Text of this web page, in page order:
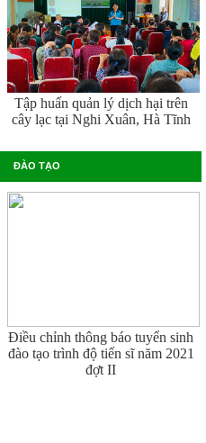
Tập huấn quản lý dịch hại trên
cây lạc tại Nghi Xuân, Hà Tĩnh
ĐÀO TẠO
Điều chỉnh thông báo tuyển sinh
đào tạo trình độ tiến sĩ năm 2021
đợt II